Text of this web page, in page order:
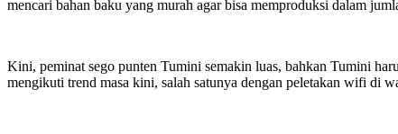
mencari bahan baku yang murah agar bisa memproduksi dalam
Kini, peminat sego punten Tumini semakin luas, bahkan Tumini
mengikuti trend masa kini, salah satunya dengan peletakan wifi di